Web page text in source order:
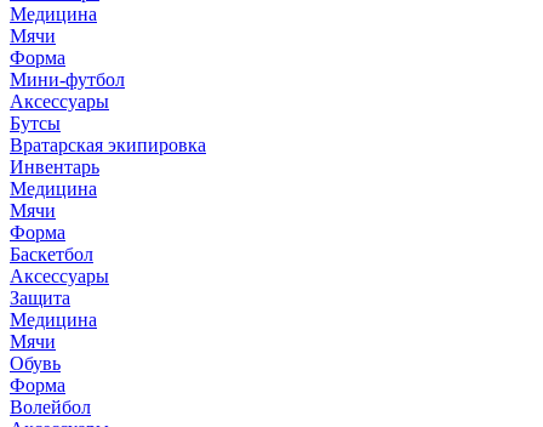
Медицина
Мячи
Форма
Мини-футбол
Аксессуары
Бутсы
Вратарская экипировка
Инвентарь
Медицина
Мячи
Форма
Баскетбол
Аксессуары
Защита
Медицина
Мячи
Обувь
Форма
Волейбол